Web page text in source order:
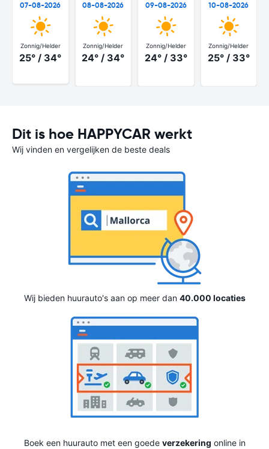
07-08-2026
Zonnig/Helder
25° / 34°
08-08-2026
Zonnig/Helder
24° / 34°
09-08-2026
Zonnig/Helder
24° / 33°
10-08-2026
Zonnig/Helder
25° / 33°
Dit is hoe HAPPYCAR werkt
Wij vinden en vergelijken de beste deals
Wij bieden huurauto's aan op meer dan 40.000 locaties
Boek een huurauto met een goede verzekering online in